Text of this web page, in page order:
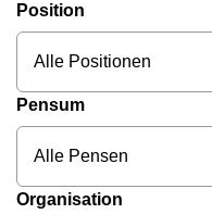
Position
Alle Positionen
Pensum
Alle Pensen
Organisation